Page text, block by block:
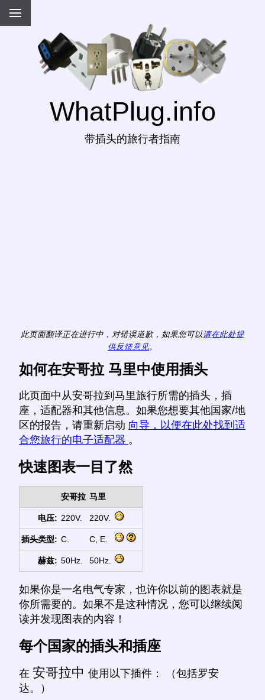
WhatPlug.info
带插头的旅行者指南
此页面翻译正在进行中，对错误道歉，如果您可以请在此处提
供反馈意见。
如何在安哥拉 马里中使用插头
此页面中从安哥拉到马里旅行所需的插头，插
座，适配器和其他信息。如果您想要其他国家/地
区的报告，请重新启动 向导，以便在此处找到适
合您旅行的电子适配器 。
快速图表一目了然
安哥拉 马里
电压: 220V. 220V.
插头类型: C. C, E.
赫兹: 50Hz. 50Hz.
如果你是一名电气专家，也许你以前的图表就是
你所需要的。如果不是这种情况，您可以继续阅
读并发现图表的内容！
每个国家的插头和插座
在 安哥拉中 使用以下插件： （包括罗安
达。）